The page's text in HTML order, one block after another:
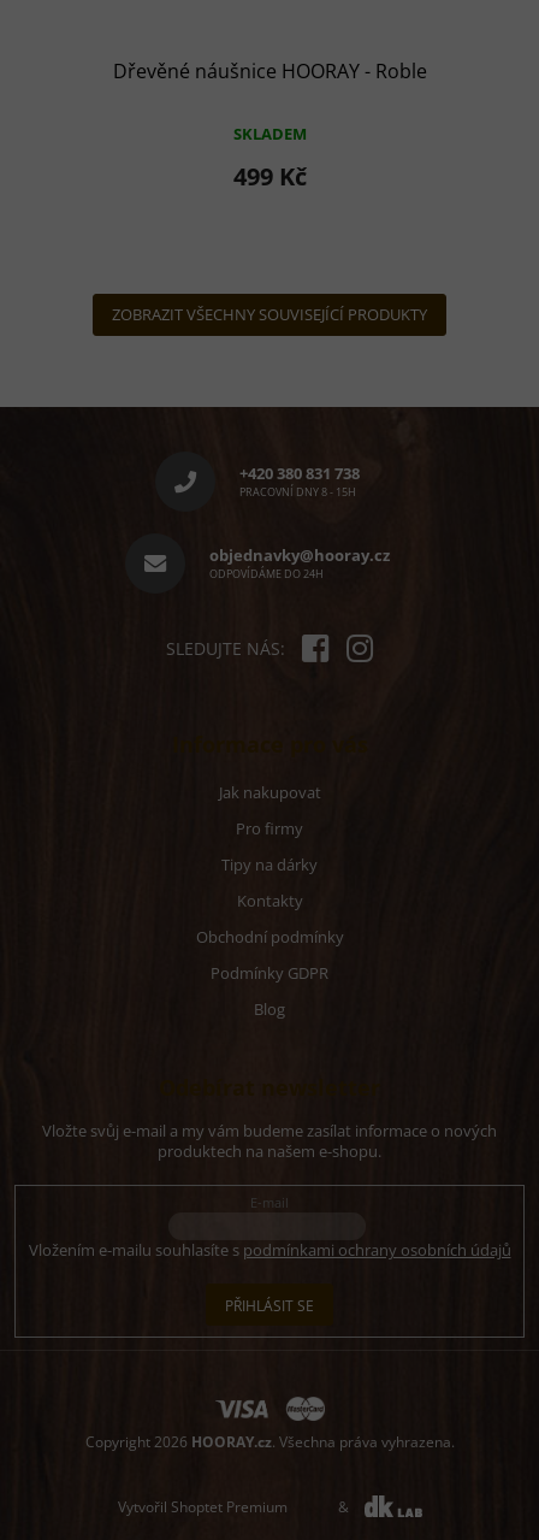
Dřevěné náušnice HOORAY - Roble
SKLADEM
499 Kč
ZOBRAZIT VŠECHNY SOUVISEJÍCÍ PRODUKTY
+420 380 831 738
PRACOVNÍ DNY 8 - 15H
objednavky@hooray.cz
ODPOVÍDÁME DO 24H
SLEDUJTE NÁS:
Jak nakupovat
Pro firmy
Tipy na dárky
Kontakty
Obchodní podmínky
Podmínky GDPR
Blog
Vložte svůj e-mail a my vám budeme zasílat informace o nových
produktech na našem e-shopu.
E-mail
Vložením e-mailu souhlasíte s podmínkami ochrany osobních údajů
PŘIHLÁSIT SE
Vytvořil Shoptet Premium &
Copyright 2026 HOORAY.cz. Všechna práva vyhrazena.